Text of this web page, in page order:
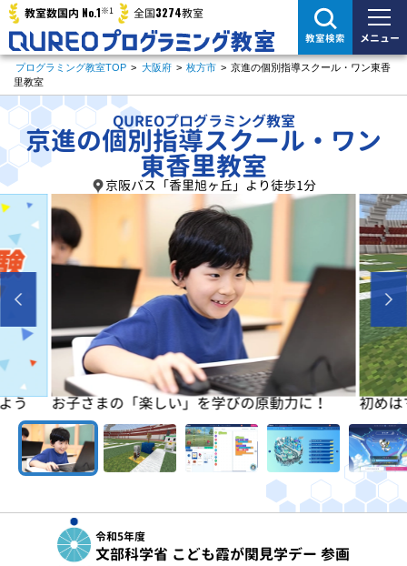
教室数国内 No.1※1 全国3274教室
教室検索 メニュー
プログラミング教室TOP > 大阪府 > 枚方市 > 京進の個別指導スクール・ワン東香
里教室
QUREOプログラミング教室
京進の個別指導スクール・ワン
東香里教室
京阪バス「香里旭ヶ丘」より徒歩1分
う お子さまの「楽しい」を学びの原動力に！ 初め
令和5年度
文部科学省 こども霞が関見学デー 参画